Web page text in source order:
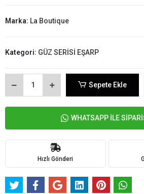
Marka: La Boutique
Kategori: GÜZ SERİSİ EŞARP
Sepete Ekle
WHATSAPP İLE
Hızlı Gönderi